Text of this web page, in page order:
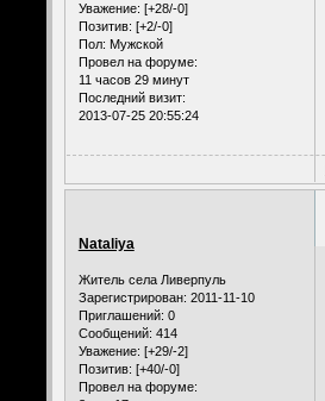
Уважение: [+28/-0]
Позитив: [+2/-0]
Пол: Мужской
Провел на форуме:
11 часов 29 минут
Последний визит:
2013-07-25 20:55:24
Nataliya
Житель села Ливерпуль
Зарегистрирован: 2011-11-10
Приглашений: 0
Сообщений: 414
Уважение: [+29/-2]
Позитив: [+40/-0]
Провел на форуме: